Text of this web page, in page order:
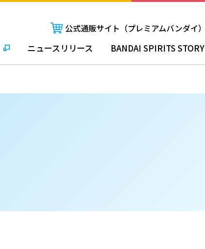
公式通販サイト（プレミアムバンダイ）
ニュースリリース BANDAI SPIRITS STORY